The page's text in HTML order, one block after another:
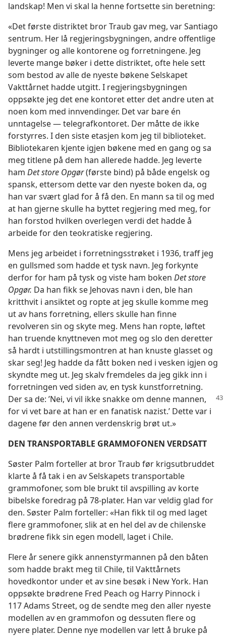
landskap! Men vi skal la henne fortsette sin beretning:
«Det første distriktet bror Traub gav meg, var Santiago
sentrum. Her lå regjeringsbygningen, andre offentlige
bygninger og alle kontorene og forretningene. Jeg
leverte mange bøker i dette distriktet, ofte hele sett
som bestod av alle de nyeste bøkene Selskapet
Vakttårnet hadde utgitt. I regjeringsbygningen
oppsøkte jeg det ene kontoret etter det andre uten at
noen kom med innvendinger. Det var bare én
unntagelse — telegrafkontoret. Der måtte de ikke
forstyrres. I den siste etasjen kom jeg til biblioteket.
Bibliotekaren kjente igjen bøkene med en gang og sa
meg titlene på dem han allerede hadde. Jeg leverte
ham Det store Opgør(første bind) på både engelsk og
spansk, ettersom dette var den nyeste boken da, og
han var svært glad for å få den. En mann sa til og med
at han gjerne skulle ha byttet regjering med meg, for
han forstod hvilken overlegen verdi det hadde å
arbeide for den teokratiske regjering.
Mens jeg arbeidet i forretningsstrøket i 1936, traff jeg
en gullsmed som hadde et tysk navn. Jeg forkynte
derfor for ham på tysk og viste ham boken Det store
Opgør. Da han fikk se Jehovas navn i den, ble han
kritthvit i ansiktet og ropte at jeg skulle komme meg
ut av hans forretning, ellers skulle han finne
revolveren sin og skyte meg. Mens han ropte, løftet
han truende knyttneven mot meg og slo den deretter
så hardt i utstillingsmontren at han knuste glasset og
skar seg! Jeg hadde da fått boken ned i vesken igjen og
skyndte meg ut. Jeg skalv fremdeles da jeg gikk inn i
forretningen ved siden av, en tysk kunstforretning.
Der sa de: ’Nei, vi vil ikke snakke om denne mannen,
for vi vet bare at han er en fanatisk nazist.’ Dette var i
dagene før den annen verdenskrig brøt ut.»
DEN TRANSPORTABLE GRAMMOFONEN VERDSATT
Søster Palm forteller at bror Traub før krigsutbruddet
klarte å få tak i en av Selskapets transportable
grammofoner, som ble brukt til avspilling av korte
bibelske foredrag på 78-plater. Han var veldig glad for
den. Søster Palm forteller: «Han fikk til og med laget
flere grammofoner, slik at en hel del av de chilenske
brødrene fikk sin egen modell, laget i Chile.
Flere år senere gikk annenstyrmannen på den båten
som hadde brakt meg til Chile, til Vakttårnets
hovedkontor under et av sine besøk i New York. Han
oppsøkte brødrene Fred Peach og Harry Pinnock i
117 Adams Street, og de sendte meg den aller nyeste
modellen av en grammofon og dessuten flere og
nyere plater. Denne nye modellen var lett å bruke på